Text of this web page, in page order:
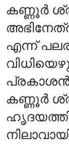
കണ്ണൂര്‍
എന്ന്
കണ്ണൂര്‍